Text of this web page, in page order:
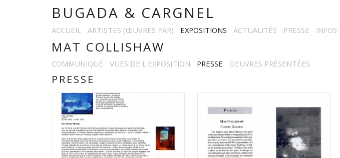
BUGADA & CARGNEL
ACCUEIL ARTISTES (ŒUVRES PAR) EXPOSITIONS ACTUALITÉS PRESSE INFOS
MAT COLLISHAW
COMMUNIQUÉ VUES DE L'EXPOSITION PRESSE OEUVRES PRÉSENTÉES
PRESSE